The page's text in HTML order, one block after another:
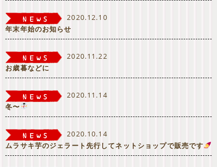
2020.12.10
年末年始のお知らせ
2020.11.22
お歳暮などに
2020.11.14
冬〜
2020.10.14
ムラサキ芋のジェラート先行してネットショップで販売です